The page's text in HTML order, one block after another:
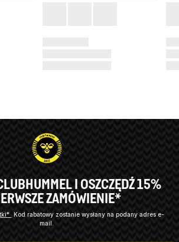
I OSZCZĘDŹ 15%
ZAMÓWIENIE*
Kod rabatowy zostanie wysłany na podany adres e-
mail.